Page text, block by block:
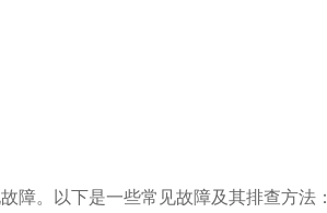
。以下是一些常见故障及其排查方法：